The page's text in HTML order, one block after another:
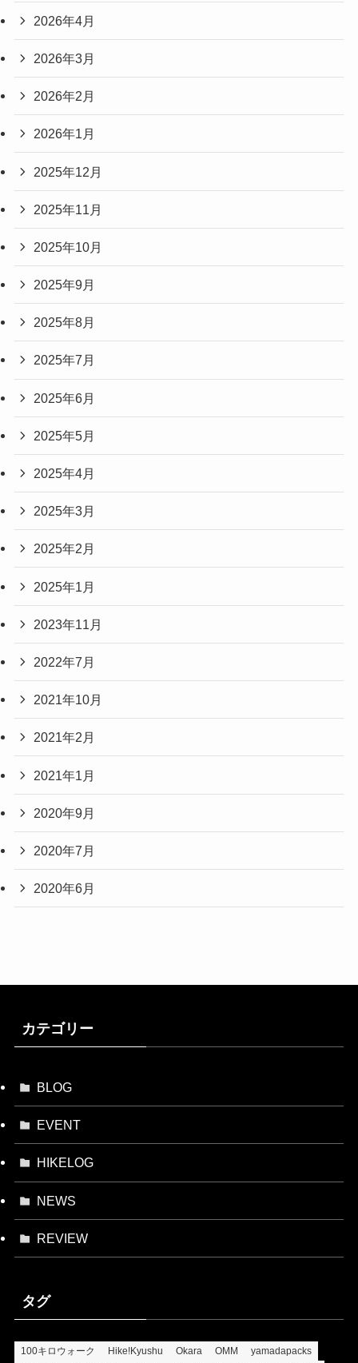
2026年4月
2026年3月
2026年2月
2026年1月
2025年12月
2025年11月
2025年10月
2025年9月
2025年8月
2025年7月
2025年6月
2025年5月
2025年4月
2025年3月
2025年2月
2025年1月
2023年11月
2022年7月
2021年10月
2021年2月
2021年1月
2020年9月
2020年7月
2020年6月
カテゴリー
BLOG
EVENT
HIKELOG
NEWS
REVIEW
タグ
100キロウォーク Hike!Kyushu Okara OMM
yamadapacks